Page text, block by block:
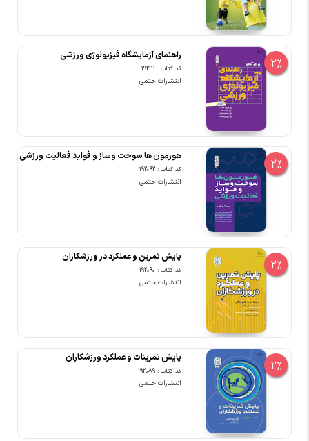
2%
راهنمای آزمایشگاه فیزیولوژی ورزشی
کد کتاب : 192111
انتشارات حتمی
2%
هورمون ها سوخت وساز و فواید فعالیت ورزشی
کد کتاب : 192092
انتشارات حتمی
2%
پایش تمرین و عملکرد در ورزشکاران
کد کتاب : 192090
انتشارات حتمی
2%
پایش تمرینات و عملکرد ورزشکاران
کد کتاب : 192089
انتشارات حتمی